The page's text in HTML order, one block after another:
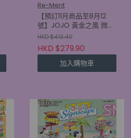
Re-Ment
【預訂11月商品至8月12
號】JOJO 黃金之風 微型
擺設 (原盒6款)
(4521121700892)
HKD $413.40
HKD $279.90
加入購物車